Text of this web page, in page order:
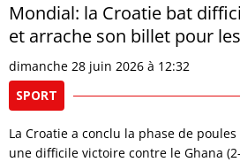
Mondial: la Croatie bat
et arrache son billet pour
dimanche 28 juin 2026 à 12:32
SPORT
La Croatie a conclu la phase de
une difficile victoire contre le Ghana